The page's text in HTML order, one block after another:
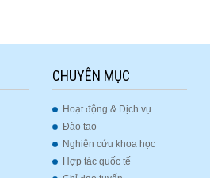
CHUYÊN MỤC
Hoạt động & Dịch vụ
Đào tạo
Nghiên cứu khoa học
Hợp tác quốc tế